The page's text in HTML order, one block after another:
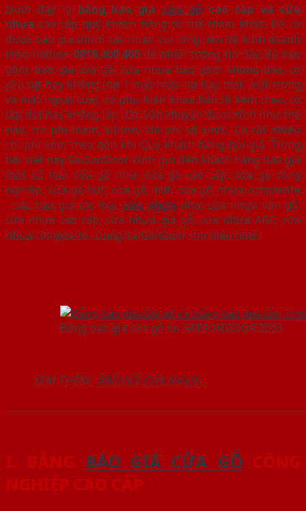
Dưới đây là bảng báo giá cửa gỗ cao cấp và cửa
nhựa cao cấp quý khách hàng có thể tham khảo. Để có
được báo giá chính xác nhất, vui lòng liên hệ kinh doanh
theo hotline 0818.400.400để nhận thông tin đầy đủ bao
gồm: báo giá cửa gỗ, cửa nhựa bao gồm khung bao, có
yêu nẹp hay không (nẹp 1 mặt hoặc nẹp hay mặt, mặt trong
và mặt ngoài cửa), có phụ kiện khóa bản lề kèm theo, có
lắp đặt hay không lắp đặt, vận chuyển được tính như thế
nào, chi phí foam, silicon, chi phí vệ sinh,…Có rất nhiều
chi phí kèm theo nên khi Quý khách hàng hỏi giá. Trong
bài viết này SaiGonDoor kính gửi đến khách hàng báo giá
một số loại cửa gỗ như: cửa gỗ cao cấp, cửa gỗ công
nghiệp, cửa gỗ hdf, cửa gỗ mdf, cửa gỗ nhựa composite
….các báo giá các loại cửa nhựa như: cửa nhựa vân gỗ,
cửa nhựa cao cấp, cửa nhựa giả gỗ, cửa nhựa ABS, cửa
nhựa composite…Cùng SaiGonDoor tìm hiểu nhé!.
Bảng báo giá cửa gỗ tại SAIGONDOOR 2021
XEM THÊM: BÁO GIÁ CỬA NHỰA
I. BẢNG BÁO GIÁ CỬA GỖ CÔNG
NGHIỆP CAO CẤP